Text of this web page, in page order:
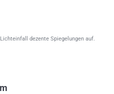
dezente Spiegelungen auf.